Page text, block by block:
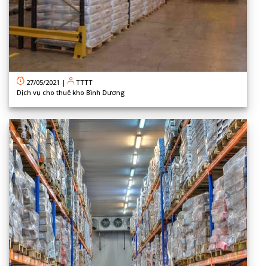
27/05/2021 |
TTTT
Dịch vụ cho thuê kho Bình Dương